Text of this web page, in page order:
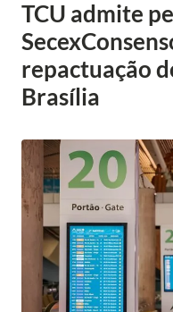
TCU admite
repactuação
Brasília